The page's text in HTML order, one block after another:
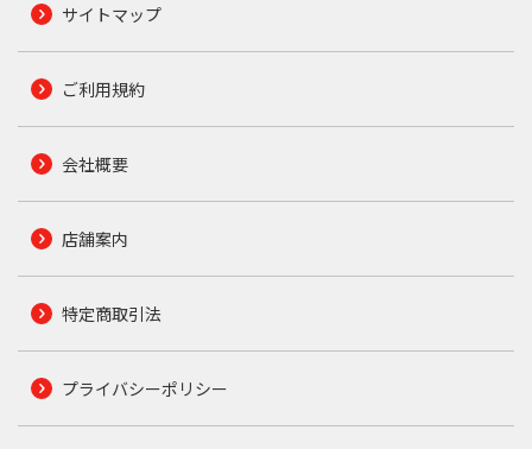
サイトマップ
ご利用規約
会社概要
店舗案内
特定商取引法
プライバシーポリシー